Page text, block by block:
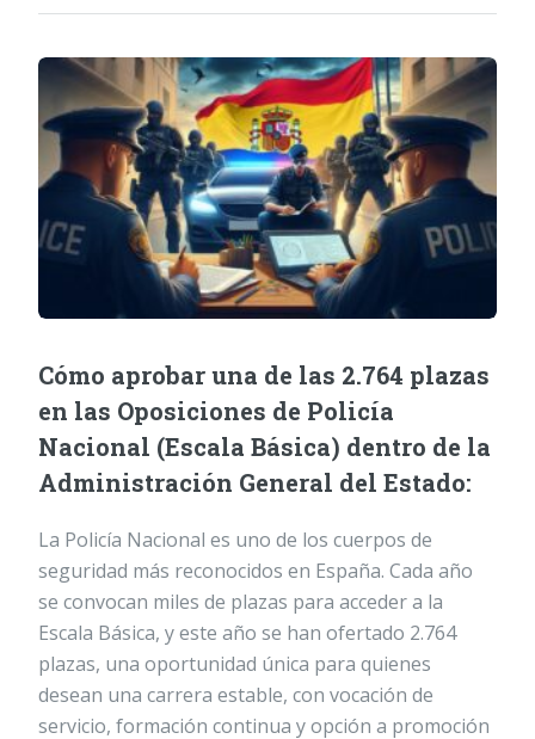
Cómo aprobar una de las 2.764 plazas
en las Oposiciones de Policía
Nacional (Escala Básica) dentro de la
Administración General del Estado:
La Policía Nacional es uno de los cuerpos de
seguridad más reconocidos en España. Cada año
se convocan miles de plazas para acceder a la
Escala Básica, y este año se han ofertado 2.764
plazas, una oportunidad única para quienes
desean una carrera estable, con vocación de
servicio, formación continua y opción a promoción